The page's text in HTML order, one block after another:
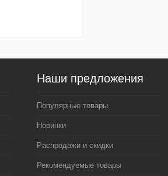
Наши предложения
Популярные товары
Новинки
Распродажи и скидки
Рекомендуемые товары